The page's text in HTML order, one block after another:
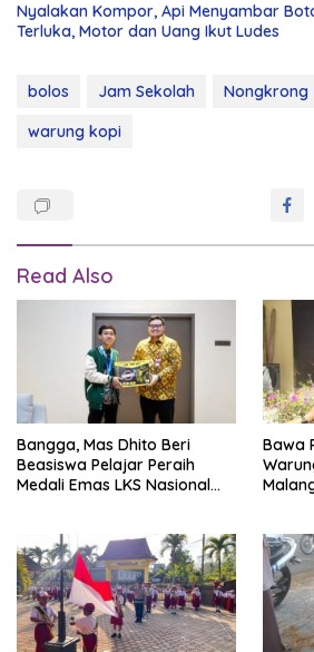
Nyalakan Kompor, Api Menyambar
Terluka, Motor dan Uang Ikut Ludes
bolos Jam Sekolah Nongkrong
warung kopi
Read Also
Bangga, Mas Dhito Beri
Beasiswa Pelajar Peraih
Medali Emas LKS Nasional
Bawa